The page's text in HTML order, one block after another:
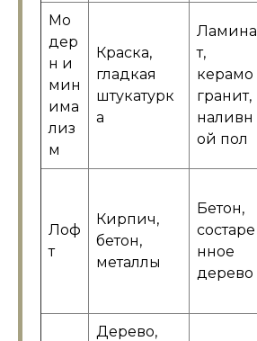
Мо
дер
н и
мин
има
лиз
м
Краска,
гладкая
штукатурк
а
Ламина
т,
керамо
гранит,
наливн
ой пол
Лоф
т
Кирпич,
бетон,
металлы
Бетон,
состаре
нное
дерево
Дерево,